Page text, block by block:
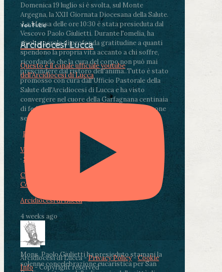
Domenica 19 luglio si è svolta, sul Monte
Argegna, la XXII Giornata Diocesana della Salute.
.La Messa delle ore 10:30 è stata presieduta dal
Vescovo Paolo Giulietti. Durante l'omelia, ha
rivolto parole di profonda gratitudine a quanti
spendono la propria vita accanto a chi soffre,
ricordando che la cura del corpo non può mai
prescindere dal ristoro dell'anima..Tutto è stato
promosso con cura dall'Ufficio Pastorale della
Salute dell'Arcidiocesi di Lucca e ha visto
convergere nel cuore della Garfagnana centinaia
di fedeli, operatori sanitari, volontari e persone
segnate dalla malattia.
Photo
View on Facebook
· Share
Condividi su Facebook
Condividi su LinkedIn
Arcidiocesi di Lucca
4 weeks ago
Mons. Paolo Giulietti ha presieduto stamani la
solenne concelebrazione eucaristica per San
YouTube
Arcidiocesi Lucca
Questo è il canale ufficiale youtube
dell'Arcidiocesi di Lucca
Arcidiocesi di Lucca -Privacy Policy-Cookie
Info- Copyright reserved